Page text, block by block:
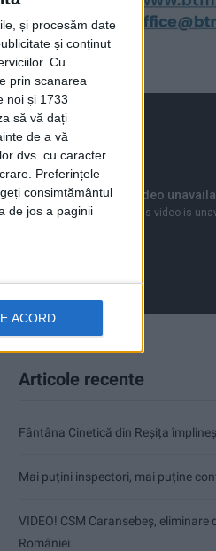
și procesăm date
și conținut
Cu
prin scanarea
noi și 1733
să vă dați
de a vă
dvs. cu caracter
Preferințele
consimțământul
de jos a paginii
ACORD
Articole recente
Fântâna Cinetică din Reșița
Mai puțini inspectori, mai puține
VIDEO! CSM Caransebeș, eliminare
României